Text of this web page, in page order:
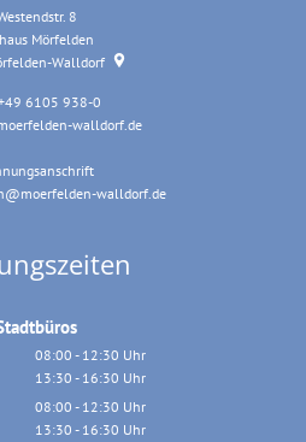
8
Mörfelden
Walldorf
6105 938-0
walldorf.de
walldorf.de
08:00 - 12:30 Uhr
Von 08:00 bis 12:30 Uhr
13:30 - 16:30 Uhr
Von 13:30 bis 16:30 Uhr
08:00 - 12:30 Uhr
Von 08:00 bis 12:30 Uhr
13:30 - 16:30 Uhr